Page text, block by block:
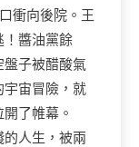
衝向後院。王
！醬油黨餘
盤子被醋酸氣
宇宙冒險，就
了帷幕。
的人生，被兩